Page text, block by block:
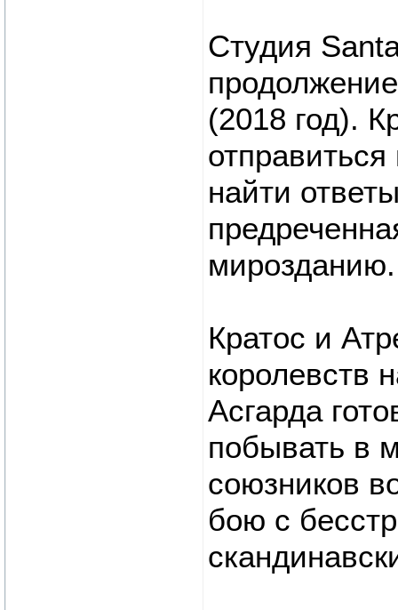
Студия
(2018 год).
найти
мирозданию.
Кратос и
королевств
Асгарда
побывать в
союзников
бою с